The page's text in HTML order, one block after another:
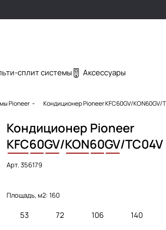
сплит системы Аксессуары
Pioneer Кондиционер Pioneer KFC60GV/KON60GV/
Кондиционер Pioneer
KFC60GV/KON60GV/TC04V
Арт.356179
Площадь, м2:160
53 72 106 140